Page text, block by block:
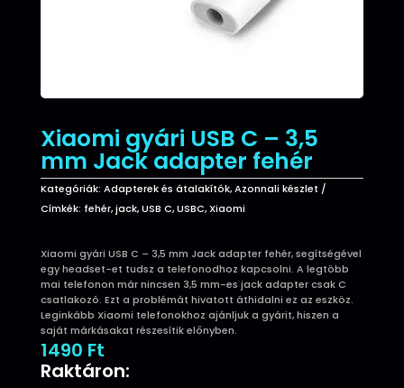
Xiaomi gyári USB C – 3,5
mm Jack adapter fehér
Kategóriák: Adapterek és átalakítók,Azonnali készlet
Címkék: fehér,jack,USB C,USBC,Xiaomi
Xiaomi gyári USB C – 3,5 mm Jack adapter fehér, segítségével
egy headset-et tudsz a telefonodhoz kapcsolni. A legtöbb
mai telefonon már nincsen 3,5 mm-es jack adapter csak C
csatlakozó. Ezt a problémát hivatott áthidalni ez az eszköz.
Leginkább Xiaomi telefonokhoz ajánljuk a gyárit, hiszen a
saját márkásakat részesítik előnyben.
1490 Ft
Raktáron: